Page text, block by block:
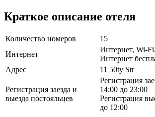
Краткое описание отеля
Количество номеров
15
Интернет
Интернет, Wi-
Интернет
Адрес
11 50ty Str
Регистрация заезда и
выезда постояльцев
Регистрация
14:00 до 23:00
Регистрация
до 12:00